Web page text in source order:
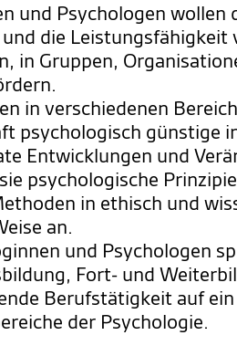
und Psychologen wollen
die Leistungsfähigkeit
in Gruppen,
in verschiedenen
psychologisch günstige
Entwicklungen und
psychologische
in ethisch und
an.
und Psychologen
Fort- und
Berufstätigkeit auf
der Psychologie.